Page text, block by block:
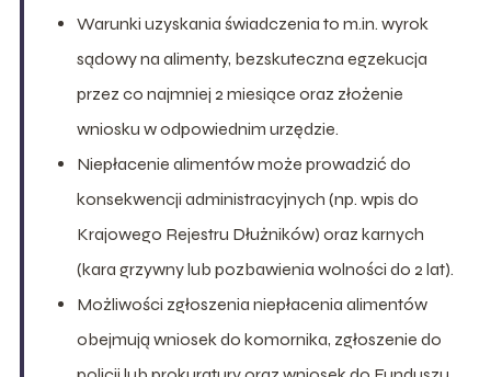
Warunki uzyskania świadczenia to m.in. wyrok
sądowy na alimenty, bezskuteczna egzekucja
przez co najmniej 2 miesiące oraz złożenie
wniosku w odpowiednim urzędzie.
Niepłacenie alimentów może prowadzić do
konsekwencji administracyjnych (np. wpis do
Krajowego Rejestru Dłużników) oraz karnych
(kara grzywny lub pozbawienia wolności do 2 lat).
Możliwości zgłoszenia niepłacenia alimentów
obejmują wniosek do komornika, zgłoszenie do